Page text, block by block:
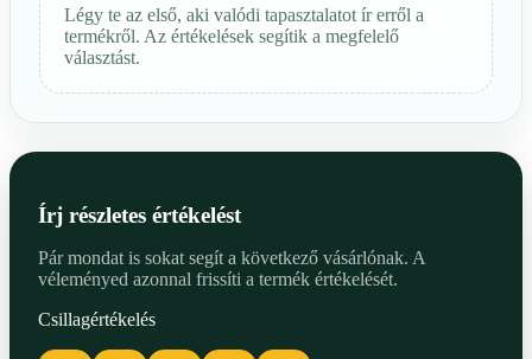
Légy te az első, aki valódi tapasztalatot ír erről a
termékről. Az értékelések segítik a megfelelő
választást.
Írj részletes értékelést
Pár mondat is sokat segít a következő vásárlónak. A
véleményed azonnal frissíti a termék értékelését.
Csillagértékelés